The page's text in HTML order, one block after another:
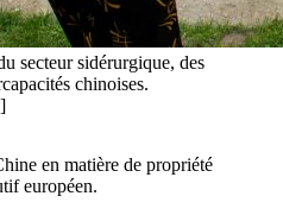
secteur sidérurgique, des
chinoises.
en matière de propriété
européen.